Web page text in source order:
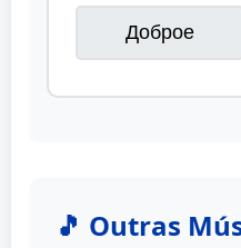
Доброе
🎵 Outras